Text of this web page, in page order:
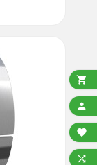



